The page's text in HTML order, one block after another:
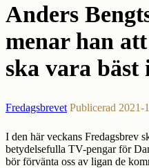
Anders
menar han att
ska vara bäst
Fredagsbrevet Publicerad 2021-
I den här veckans Fredagsbrev
betydelsefulla TV-pengar för
bör förvänta oss av ligan de